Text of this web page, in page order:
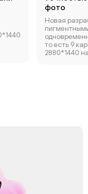
фото
Новая
то есть 9
2880*1440